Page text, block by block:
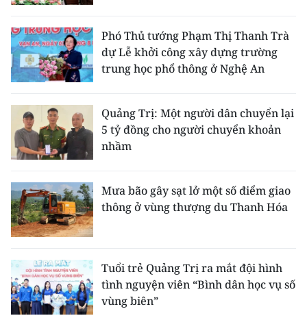
Phó Thủ tướng Phạm Thị Thanh Trà
dự Lễ khởi công xây dựng trường
trung học phổ thông ở Nghệ An
Quảng Trị: Một người dân chuyển lại
5 tỷ đồng cho người chuyển khoản
nhầm
Mưa bão gây sạt lở một số điểm giao
thông ở vùng thượng du Thanh Hóa
Tuổi trẻ Quảng Trị ra mắt đội hình
tình nguyện viên “Bình dân học vụ số
vùng biên”